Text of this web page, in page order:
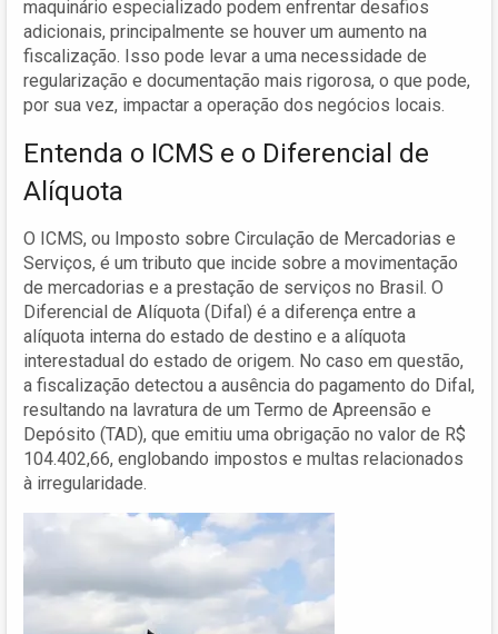
maquinário especializado podem enfrentar desafios
adicionais, principalmente se houver um aumento na
fiscalização. Isso pode levar a uma necessidade de
regularização e documentação mais rigorosa, o que pode,
por sua vez, impactar a operação dos negócios locais.
Entenda o ICMS e o Diferencial de
Alíquota
O ICMS, ou Imposto sobre Circulação de Mercadorias e
Serviços, é um tributo que incide sobre a movimentação
de mercadorias e a prestação de serviços no Brasil. O
Diferencial de Alíquota (Difal) é a diferença entre a
alíquota interna do estado de destino e a alíquota
interestadual do estado de origem. No caso em questão,
a fiscalização detectou a ausência do pagamento do Difal,
resultando na lavratura de um Termo de Apreensão e
Depósito (TAD), que emitiu uma obrigação no valor de R$
104.402,66, englobando impostos e multas relacionados
à irregularidade.